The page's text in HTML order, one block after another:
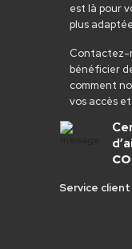
est là pour
plus
Contactez-
bénéficier
comment
vos accès
Service client